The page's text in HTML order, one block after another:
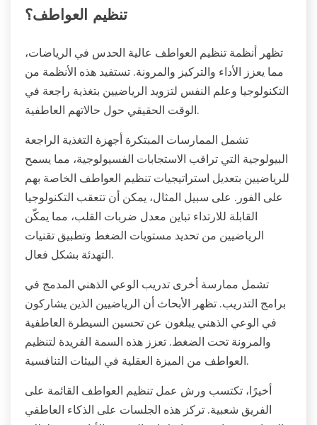
تنظيم العواطف؟
تظهر أنظمة تنظيم العواطف عالية الحدس في الرياضات،
مما يعزز الأداء والتركيز والمرونة. تستفيد هذه الأنظمة من
التكنولوجيا وعلم النفس لتزويد الرياضيين بتغذية راجعة في
الوقت الحقيقي حول حالاتهم العاطفية.
تشمل الممارسات المبتكرة أجهزة التغذية الراجعة
البيولوجية التي تراقب الاستجابات الفسيولوجية، مما يسمح
للرياضيين بتعديل استراتيجيات تنظيم العواطف الخاصة بهم
على الفور. على سبيل المثال، يمكن أن تتعقب التكنولوجيا
القابلة للارتداء تباين معدل ضربات القلب، مما يمكّن
الرياضيين من تحديد مستويات الضغط وتطبيق تقنيات
التهدئة بشكل فعال.
تشمل ممارسة أخرى تدريب الوعي الذهني المدمج في
برامج التدريب. تظهر الأبحاث أن الرياضيين الذين يشاركون
في الوعي الذهني يبلغون عن تحسين السيطرة العاطفية
والمرونة تحت الضغط. تعزز هذه السمة الفريدة لتنظيم
العواطف من الميزة العقلية في البيئات التنافسية.
أخيرًا، تكتسب ورش عمل تنظيم العواطف القائمة على
الفريق شعبية. تركز هذه الجلسات على الذكاء العاطفي